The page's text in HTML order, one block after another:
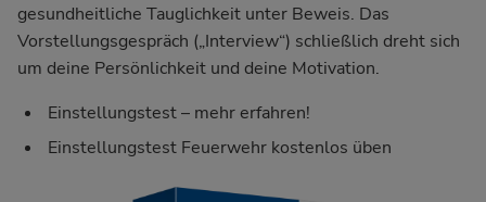
gesundheitliche Tauglichkeit unter Beweis. Das
Vorstellungsgespräch („Interview“) schließlich dreht sich
um deine Persönlichkeit und deine Motivation.
Einstellungstest – mehr erfahren!
Einstellungstest Feuerwehr kostenlos üben